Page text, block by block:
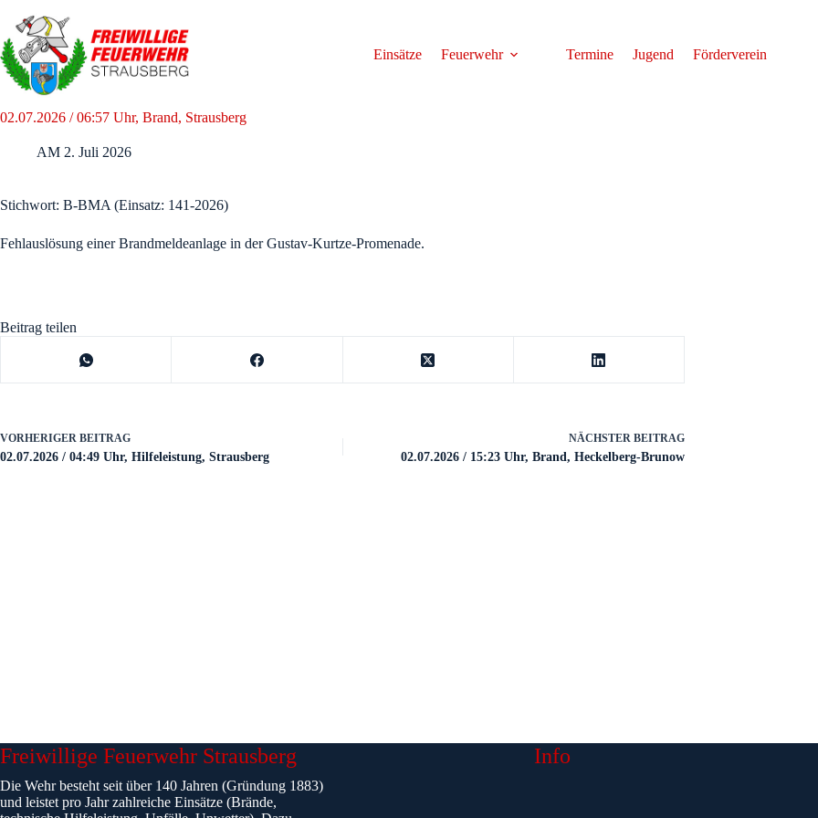
Inhalt
springen
Einsätze
Feuerwehr Termine Jugend Förderverein
02.07.2026 / 06:57 Uhr, Brand, Strausberg
AM 2. Juli 2026
Stichwort: B-BMA (Einsatz: 141-2026)
Fehlauslösung einer Brandmeldeanlage in der Gustav-Kurtze-Promenade.
Beitrag teilen
VORHERIGER BEITRAG
02.07.2026 / 04:49 Uhr, Hilfeleistung, Strausberg
NÄCHSTER BEITRAG
02.07.2026 / 15:23 Uhr, Brand, Heckelberg-Brunow
Freiwillige Feuerwehr Strausberg
Die Wehr besteht seit über 140 Jahren (Gründung 1883)
und leistet pro Jahr zahlreiche Einsätze (Brände,
Info